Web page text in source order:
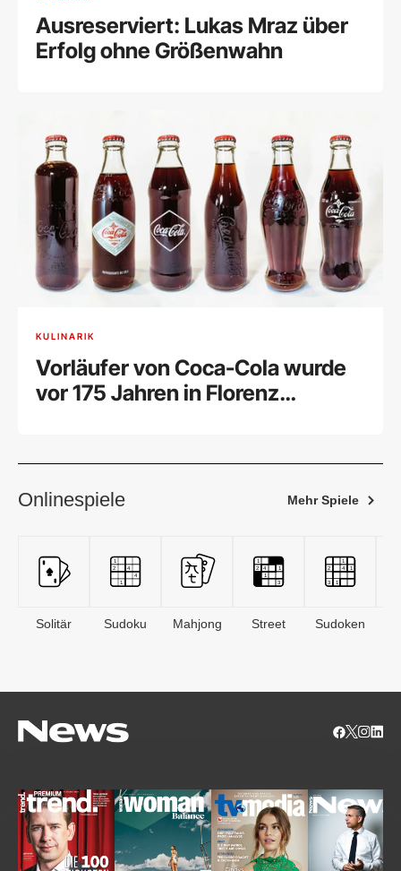
Ausreserviert: Lukas Mraz über
Erfolg ohne Größenwahn
KULINARIK
Vorläufer von Coca-Cola wurde
vor 175 Jahren in Florenz
Onlinespiele Mehr Spiele
Solitär Sudoku Mahjong Street Sudoken